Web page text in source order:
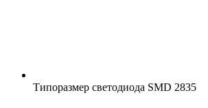
Типоразмер светодиода SMD 2835